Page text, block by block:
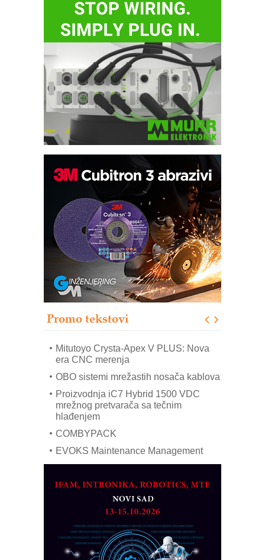
Promo tekstovi
Automatizacija pakovanja · Display
(Shelf-Ready) omotnice
Potpuna efikasnost bez složenih
sistema
Trajna oznaka kao dugoročna korist
Bezbednost na prvom mestu!
IB BLUMENAUER - više od 40 godina
poverenja u industriji
Art Utopia Studio – vizuelne priče
Mitutoyo Crysta-Apex V PLUS: Nova
era CNC merenja
OBO sistemi mrežastih nosača kablova
Proizvodnja iC7 Hybrid 1500 VDC
mrežnog pretvarača sa tečnim
hlađenjem
COMBYPACK
EVOKS Maintenance Management
na viši nivo
Detekcija različitih oblika
MAREX - Lim i mašine za savremena
rešenja
Marcom-plast d.o.o.- vaš pouzdan
partner